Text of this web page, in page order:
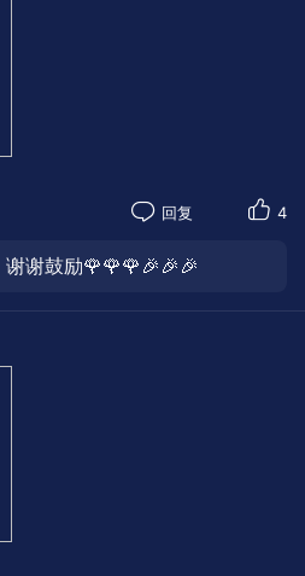
善因如春种，善果似秋
光；怀佛者，步履生
回复 4
谢谢鼓励🌹🌹🌹🎉🎉🎉